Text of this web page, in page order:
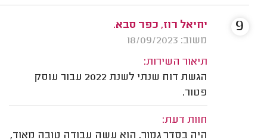
יחיאל רוז, כפר סבא.
משוב: 18/09/2023
תיאור השירות:
הגשת דוח שנתי לשנת 2022 עבור עוסק
פטור.
חוות דעת:
היה בסדר גמור. הוא עשה עבודה טובה מאוד,
9